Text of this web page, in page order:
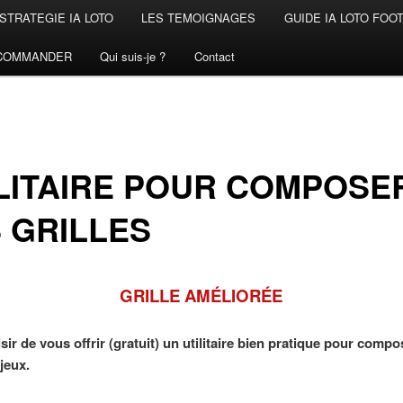
STRATEGIE IA LOTO LES TEMOIGNAGES GUIDE IA LOTO FOOT
Qui suis-je ? Contact
POUR
GRILLES
GRILLEAMÉLIORÉE
de vous offrir (gratuit) un utilitaire bien pratique pour